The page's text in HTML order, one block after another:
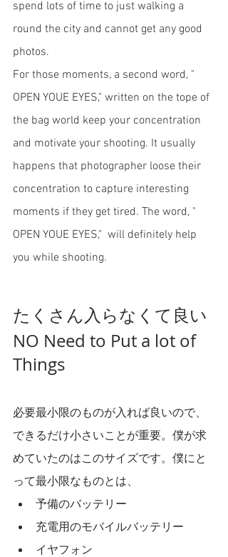
spend lots of time to just walking a
round the city and cannot get any good
photos.
For those moments, a second word, "
OPEN YOUE EYES," written on the tope of
the bag world keep your concentration
and motivate your shooting. It usually
happens that photographer loose their
concentration to capture interesting
moments if they get tired. The word, "
OPEN YOUE EYES,"  will definitely help
you while shooting.
たくさん入らなくて良い
NO Need to Put a lot of
Things
必要最小限のものが入れば良いので、
できるだけ小さいことが重要。僕が求
めていたのはこのサイズです。僕にと
って最小限なものとは、
予備のバッテリー
充電用のモバイルバッテリー
イヤフォン